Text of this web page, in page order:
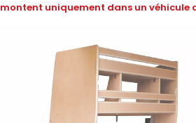
montent uniquement dans un